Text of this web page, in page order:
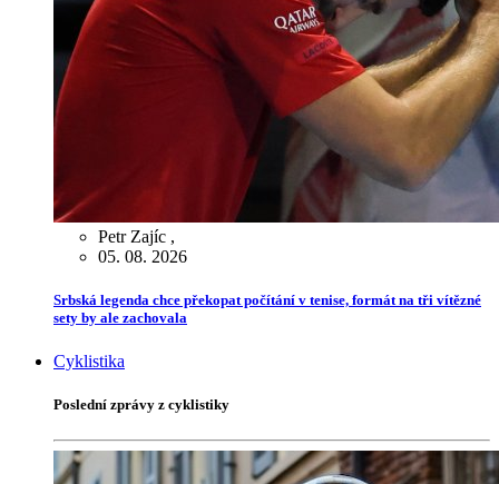
Petr Zajíc ,
05. 08. 2026
Srbská legenda chce překopat počítání v tenise, formát na tři vítězné
sety by ale zachovala
Cyklistika
Poslední zprávy z cyklistiky